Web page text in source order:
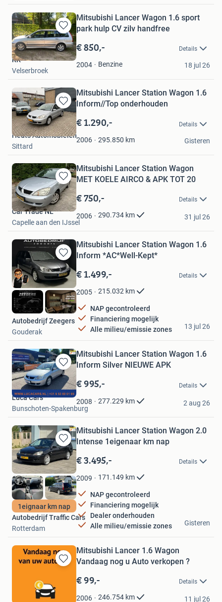
Bewaren
in
Mijn
Favorieten
Mitsubishi Lancer Wagon 1.6 sport
park hulp CV zilv handfree
€ 850,- Details
2004 Benzine
KK
Velserbroek
18 jul 26
Bewaren
in
Mijn
Favorieten
Mitsubishi Lancer Station Wagon 1.6
Inform//Top onderhouden
€ 1.290,- Details
2006 295.850 km
Heuts Automobielen
Sittard
Gisteren
Bewaren
in
Mijn
Favorieten
Mitsubishi Lancer Station Wagon
MET KOELE AIRCO & APK TOT 20
€ 750,- Details
2006 290.734 km
Car Trade NL
Capelle aan den IJssel
31 jul 26
Bewaren
in
Mijn
Favorieten
Mitsubishi Lancer Station Wagon 1.6
Inform *AC*Well-Kept*
€ 1.499,- Details
2005 215.032 km
NAP gecontroleerd
Financiering mogelijk
Alle milieu/emissie zones
Autobedrijf Zeegers
Gouderak
13 jul 26
Bewaren
in
Mijn
Favorieten
Mitsubishi Lancer Station Wagon 1.6
Inform Silver NIEUWE APK
€ 995,- Details
2008 277.229 km
Luca Cars
Bunschoten-Spakenburg
2 aug 26
Bewaren
in
Mijn
Favorieten
1eignaar km nap
Mitsubishi Lancer Station Wagon 2.0
Intense 1eigenaar km nap
€ 3.495,- Details
2009 171.149 km
NAP gecontroleerd
Financiering mogelijk
Dealer onderhouden
Alle milieu/emissie zones
Autobedrijf Traffic Cars
Rotterdam
Gisteren
Bewaren
Mijn
Favorieten
Mitsubishi Lancer 1.6 Wagon
Vandaag nog u Auto verkopen ?
€ 99,- Details
2006 246.754 km
Aro Auto's
11 jul 26